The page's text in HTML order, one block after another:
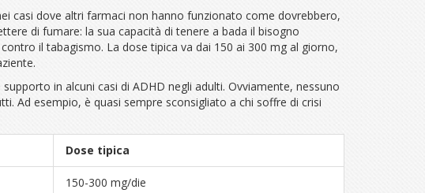
casi dove altri farmaci non hanno funzionato come dovrebbero,
di fumare: la sua capacità di tenere a bada il bisogno
il tabagismo. La dose tipica va dai 150 ai 300 mg al giorno,
in alcuni casi di ADHD negli adulti. Ovviamente, nessuno
Ad esempio, è quasi sempre sconsigliato a chi soffre di crisi
Dose tipica
150-300 mg/die